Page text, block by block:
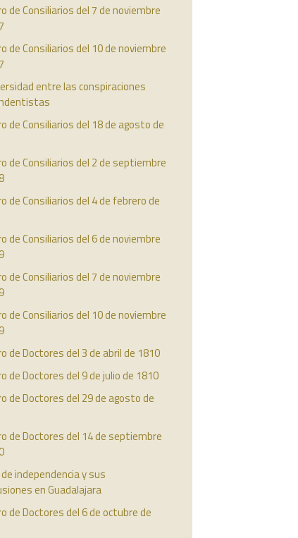
de Consiliarios del 7 de noviembre
de Consiliarios del 10 de noviembre
entre las conspiraciones
de Consiliarios del 18 de agosto de
de Consiliarios del 2 de septiembre
de Consiliarios del 4 de febrero de
de Consiliarios del 6 de noviembre
de Consiliarios del 7 de noviembre
de Consiliarios del 10 de noviembre
de Doctores del 3 de abril de 1810
de Doctores del 9 de julio de 1810
de Doctores del 29 de agosto de
de Doctores del 14 de septiembre
independencia y sus
en Guadalajara
de Doctores del 6 de octubre de